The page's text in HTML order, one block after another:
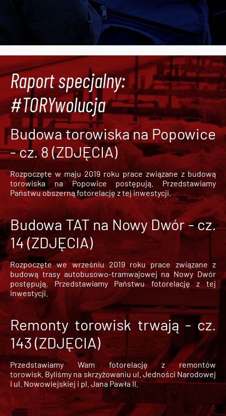
Raport specjalny:
#TORYwolucja
Budowa torowiska na Popowice
- cz. 8 (ZDJĘCIA)
Rozpoczęte w maju 2019 roku prace związane z budową
torowiska na Popowice
postępują. Przedstawiamy
Państwu obszerną fotorelację z tej inwestycji.
Budowa TAT na Nowy Dwór - cz.
14 (ZDJĘCIA)
Rozpoczęte we wrześniu 2019 roku prace związane z
budową trasy autobusowo-tramwajowej na Nowy Dwór
postępują. Przedstawiamy Państwu fotorelację z tej
inwestycji.
Remonty torowisk trwają - cz.
143 (ZDJĘCIA)
Przedstawiamy Wam fotorelację z remontów
torowisk. Byliśmy na skrzyżowaniu ul. Jedności Narodowej
i ul. Nowowiejskiej i pl. Jana Pawła II.